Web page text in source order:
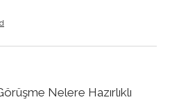
Nelere Hazırlıklı